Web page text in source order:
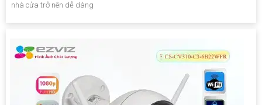
nhà cửa trở nên dễ dàng